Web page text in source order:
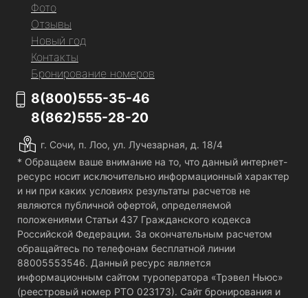
Фото
Отзывы
Новый год
Контакты
Бронирование номеров
8(800)555-35-46
8(862)555-28-20
г. Сочи, п. Лоо, ул. Лучезарная, д. 18/4
* Обращаем ваше внимание на то, что данный интернет-
ресурс носит исключительно информационный характер
и ни при каких условиях результаты расчетов не
являются публичной офертой, определяемой
положениями Статьи 437 Гражданского кодекса
Российской Федерации. За окончательным расчетом
обращайтесь по телефонам бесплатной линии
88005553546. Данный ресурс является
информационным сайтом туроператора «Трэвел Ньюс»
(реестровый номер РТО 023173). Сайт бронирования и